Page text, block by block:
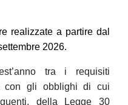
realizzate a partire dal
2026.
tra i requisiti
con gli obblighi di cui
della Legge 30